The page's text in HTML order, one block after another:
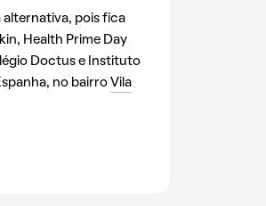
alternativa, pois fica
Health Prime Day
Doctus e Instituto
no bairro Vila